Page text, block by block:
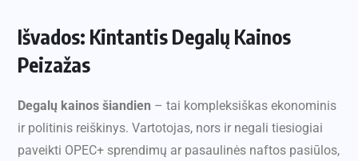
Išvados: Kintantis Degalų Kainos
Peizažas
Degalų kainos šiandien – tai kompleksiškas ekonominis
ir politinis reiškinys. Vartotojas, nors ir negali tiesiogiai
paveikti OPEC+ sprendimų ar pasaulinės naftos pasiūlos,